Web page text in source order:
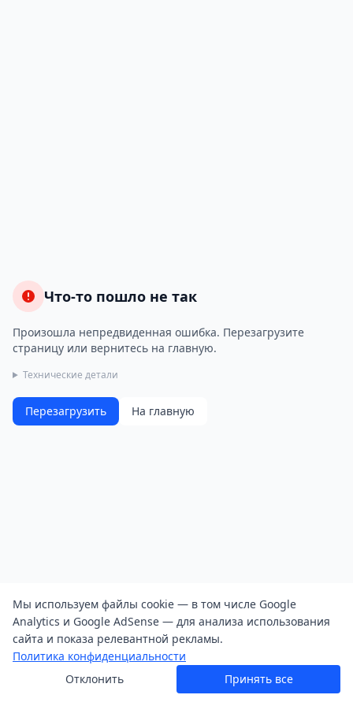
Что-то пошло не так
Произошла непредвиденная ошибка. Перезагрузите
страницу или вернитесь на главную.
Технические детали
Перезагрузить На главную
Мы используем файлы cookie — в том числе Google
Analytics и Google AdSense — для анализа использования
сайта и показа релевантной рекламы.
Политика конфиденциальности
Отклонить
Принять все